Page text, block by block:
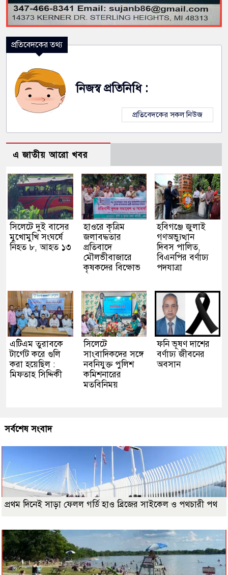
প্রতিবেদকের তথ্য
নিজস্ব প্রতিনিধি :
প্রতিবেদকের সকল নিউজ
এ জাতীয় আরো খবর
সিলেটে দুই বাসের
মুখোমুখি সংঘর্ষে
নিহত ৮, আহত ১৩
হাওরে কৃত্রিম
জলাবদ্ধতার
প্রতিবাদে
মৌলভীবাজারে
কৃষকদের বিক্ষোভ
হবিগঞ্জে জুলাই
গণঅভ্যুত্থান
দিবস পালিত,
বিএনপির বর্ণাঢ্য
পদযাত্রা
এটিএম তুরাবকে
টার্গেট করে গুলি
করা হয়েছিল :
মিফতাহ সিদ্দিকী
সিলেটে
সাংবাদিকদের সঙ্গে
নবনিযুক্ত পুলিশ
কমিশনারের
মতবিনিময়
ফনি ভূষণ দাশের
বর্ণাঢ্য জীবনের
অবসান
সর্বশেষ সংবাদ
প্রথম দিনেই সাড়া ফেলল গর্ডি হাও ব্রিজের সাইকেল ও পথচারী পথ